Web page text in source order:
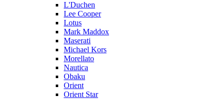
L'Duchen
Lee Cooper
Lotus
Mark Maddox
Maserati
Michael Kors
Morellato
Nautica
Obaku
Orient
Orient Star